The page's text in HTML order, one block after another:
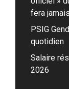
fera
PSIG
quotidien
Salaire
2026